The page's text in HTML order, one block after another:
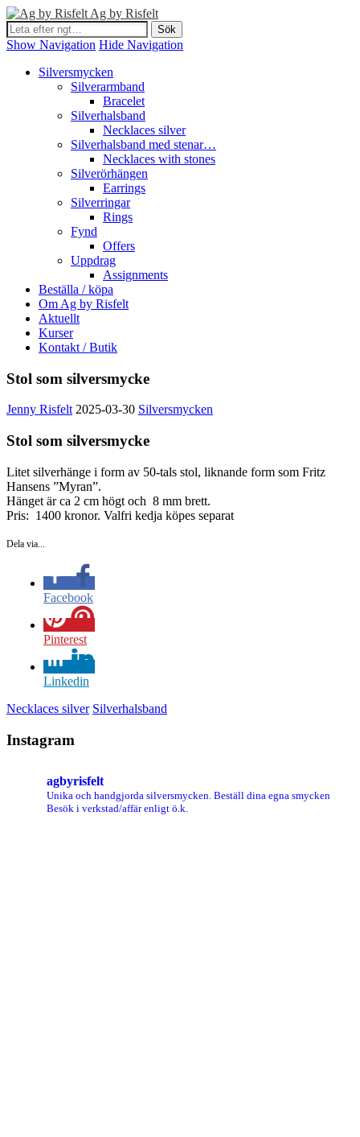
Ag by Risfelt
Show Navigation Hide Navigation
Silversmycken
Silverarmband
Bracelet
Silverhalsband
Necklaces silver
Silverhalsband med stenar…
Necklaces with stones
Silverörhängen
Earrings
Silverringar
Rings
Fynd
Offers
Uppdrag
Assignments
Beställa / köpa
Om Ag by Risfelt
Aktuellt
Kurser
Kontakt / Butik
Stol som silversmycke
Jenny Risfelt 2025-03-30 Silversmycken
Stol som silversmycke
Litet silverhänge i form av 50-tals stol, liknande form som Fritz
Hansens ”Myran”.
Hänget är ca 2 cm högt och 8 mm brett.
Pris: 1400 kronor. Valfri kedja köpes separat
Dela via...
Facebook
Pinterest
Linkedin
Necklaces silver Silverhalsband
Instagram
agbyrisfelt
Unika och handgjorda silversmycken. Beställ dina egna smycken
Besök i verkstad/affär enligt ö.k.